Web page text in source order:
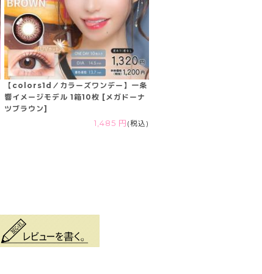
【colors1d／カラーズワンデー】一条
響イメージモデル 1箱10枚 [メガドーナ
ツブラウン]
1,485 円 (税込)